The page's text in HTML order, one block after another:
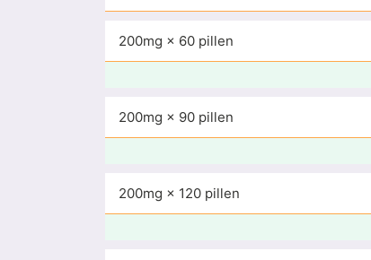
200mg × 60 pillen
200mg × 90 pillen
200mg × 120 pillen